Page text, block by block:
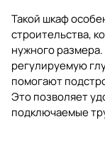
Такой шкаф
строительства,
нужного
регулируемую
помогают
Это позволяет
подключаемые